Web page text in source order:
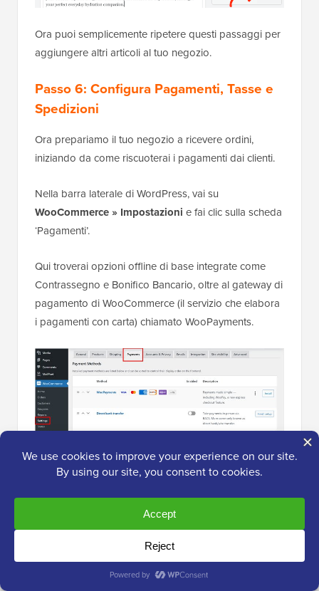
Ora puoi semplicemente ripetere questi passaggi per
aggiungere altri articoli al tuo negozio.
Passo 6: Configura Pagamenti, Tasse e
Spedizioni
Ora prepariamo il tuo negozio a ricevere ordini,
iniziando da come riscuoterai i pagamenti dai clienti.
Nella barra laterale di WordPress, vai su
WooCommerce » Impostazioni e fai clic sulla scheda
‘Pagamenti’.
Qui troverai opzioni offline di base integrate come
Contrassegno e Bonifico Bancario, oltre al gateway di
pagamento di WooCommerce (il servizio che elabora
i pagamenti con carta) chiamato WooPayments.
non è disponibile in tutti i paesi e alcuni utenti
segnalano ritardi nei pagamenti.
Se WooPayments non è disponibile dove ti trovi, il